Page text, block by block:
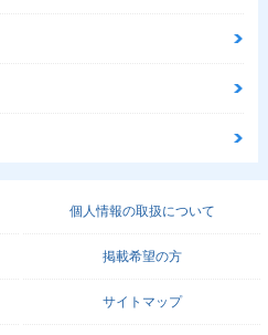
個人情報の取扱について
掲載希望の方
サイトマップ